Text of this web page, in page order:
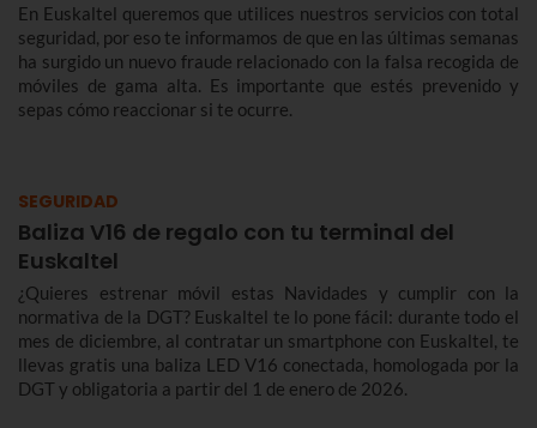
En Euskaltel queremos que utilices nuestros servicios con total
seguridad, por eso te informamos de que en las últimas semanas
ha surgido un nuevo fraude relacionado con la falsa recogida de
móviles de gama alta. Es importante que estés prevenido y
sepas cómo reaccionar si te ocurre.
SEGURIDAD
Baliza V16 de regalo con tu terminal del
Euskaltel
¿Quieres estrenar móvil estas Navidades y cumplir con la
normativa de la DGT? Euskaltel te lo pone fácil: durante todo el
mes de diciembre, al contratar un smartphone con Euskaltel, te
llevas gratis una baliza LED V16 conectada, homologada por la
DGT y obligatoria a partir del 1 de enero de 2026.